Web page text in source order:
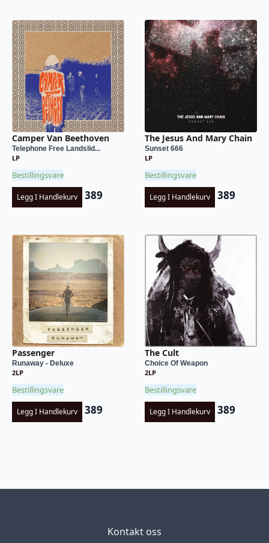
Camper Van Beethoven
Telephone Free Landslid...
LP
Bestillingsvare
Legg I Handlekurv 389
The Jesus And Mary Chain
Sunset 666
LP
Bestillingsvare
Legg I Handlekurv 389
Passenger
Runaway - Deluxe
2LP
Bestillingsvare
Legg I Handlekurv 389
The Cult
Choice Of Weapon
2LP
Bestillingsvare
Legg I Handlekurv 389
Kontakt oss